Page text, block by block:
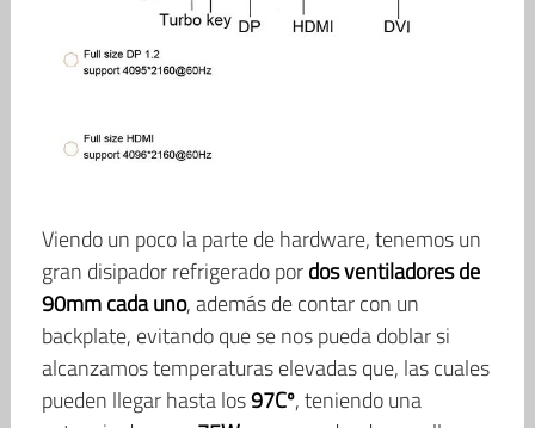
Viendo un poco la parte de hardware, tenemos un
gran disipador refrigerado pordos ventiladores de
90mm cada uno, además de contar con un
backplate, evitando que se nos pueda doblar si
alcanzamos temperaturas elevadas que, las cuales
pueden llegar hasta los97Cº, teniendo una